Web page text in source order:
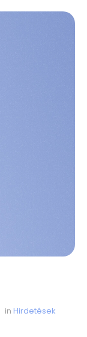
in Hirdetések